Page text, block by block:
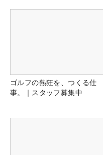
ゴルフの熱狂を、つくる仕
事。｜スタッフ募集中